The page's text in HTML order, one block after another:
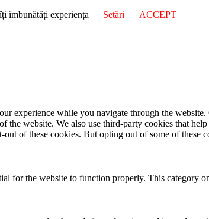
îmbunătăți experiența
Setări
ACCEPT
experience while you navigate through the
the website. We also use third-party cookies that
out of these cookies. But opting out of some of these
for the website to function properly. This category